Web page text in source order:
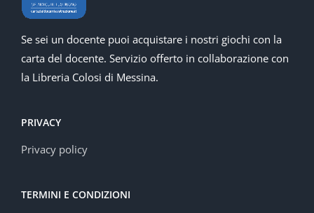
Se sei un docente puoi acquistare i nostri giochi con la
carta del docente. Servizio offerto in collaborazione con
la Libreria Colosi di Messina.
PRIVACY
Privacy policy
TERMINI E CONDIZIONI